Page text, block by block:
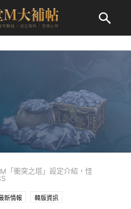
「衝突之塔」設定介紹，怪
新情報 韓版資訊